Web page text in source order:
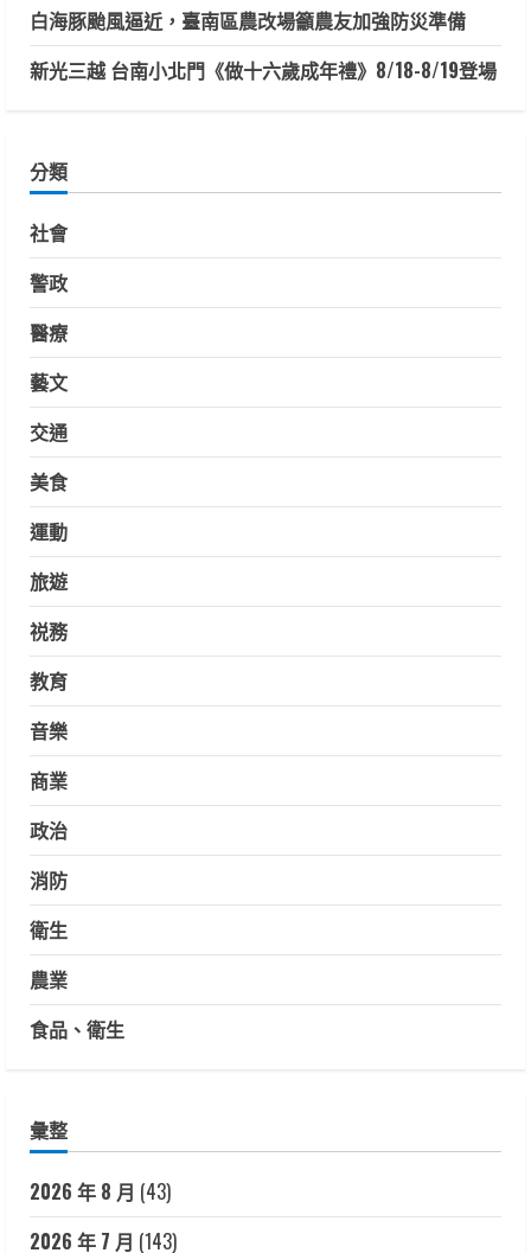
白海豚颱風逼近，臺南區農改場籲農友加強防災準備
新光三越 台南小北門《做十六歲成年禮》8/18-8/19登場
分類
社會
警政
醫療
藝文
交通
美食
運動
旅遊
祱務
教育
音樂
商業
政治
消防
衛生
農業
食品、衛生
彙整
2026 年 8 月 (43)
2026 年 7 月 (143)